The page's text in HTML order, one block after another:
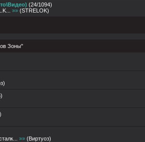
(24/1094)
»» (STRELOK)
Зоны"
)
)
)
»» (Виртуоз)